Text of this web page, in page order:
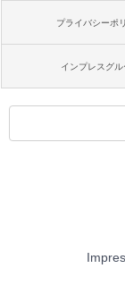
プライバシーポ
インプレスグル